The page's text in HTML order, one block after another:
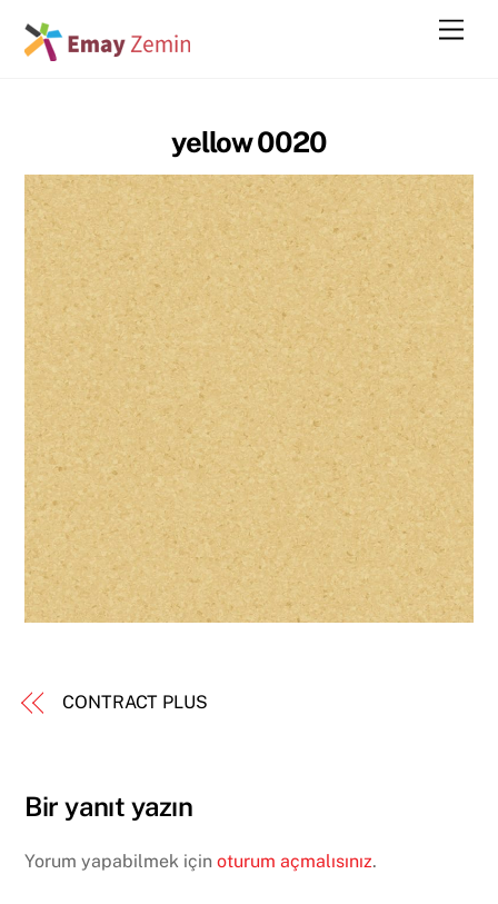
yellow 0020
CONTRACT PLUS
Bir yanıt yazın
Yorum yapabilmek içinoturum açmalısınız.